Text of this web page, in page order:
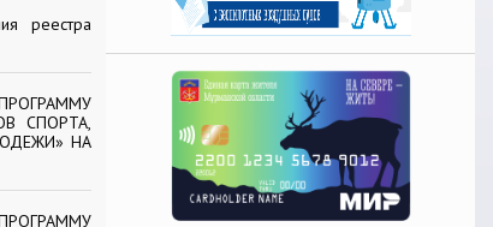
реестра
СПОРТА,
НА